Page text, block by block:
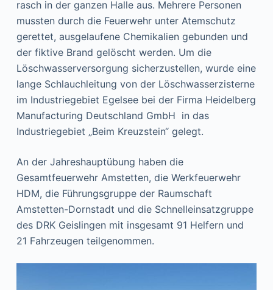
rasch in der ganzen Halle aus. Mehrere Personen
mussten durch die Feuerwehr unter Atemschutz
gerettet, ausgelaufene Chemikalien gebunden und
der fiktive Brand gelöscht werden. Um die
Löschwasserversorgung sicherzustellen, wurde eine
lange Schlauchleitung von der Löschwasserzisterne
im Industriegebiet Egelsee bei der Firma Heidelberg
Manufacturing Deutschland GmbH in das
Industriegebiet „Beim Kreuzstein“ gelegt.
An der Jahreshauptübung haben die
Gesamtfeuerwehr Amstetten, die Werkfeuerwehr
HDM, die Führungsgruppe der Raumschaft
Amstetten-Dornstadt und die Schnelleinsatzgruppe
des DRK Geislingen mit insgesamt 91 Helfern und
21 Fahrzeugen teilgenommen.